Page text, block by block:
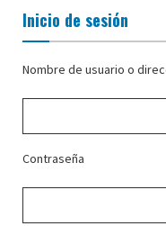
Inicio de sesión
Nombre de usuario o
Contraseña